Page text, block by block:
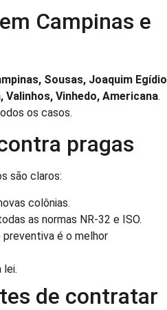
Campinas e
Sousas, Joaquim Egídio
Valinhos, Vinhedo, Americana.
os casos.
pragas
são claros:
colônias.
as normas NR-32 e ISO.
é o melhor
lei.
de contratar